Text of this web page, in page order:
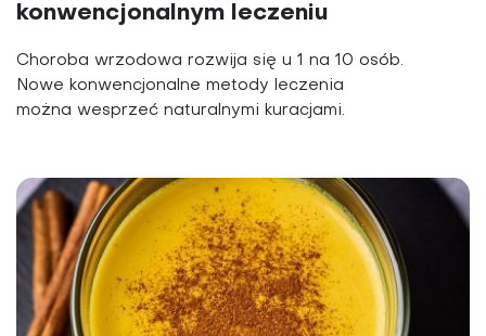
konwencjonalnym leczeniu
Choroba wrzodowa rozwija się u 1 na 10 osób.
Nowe konwencjonalne metody leczenia
można wesprzeć naturalnymi kuracjami.